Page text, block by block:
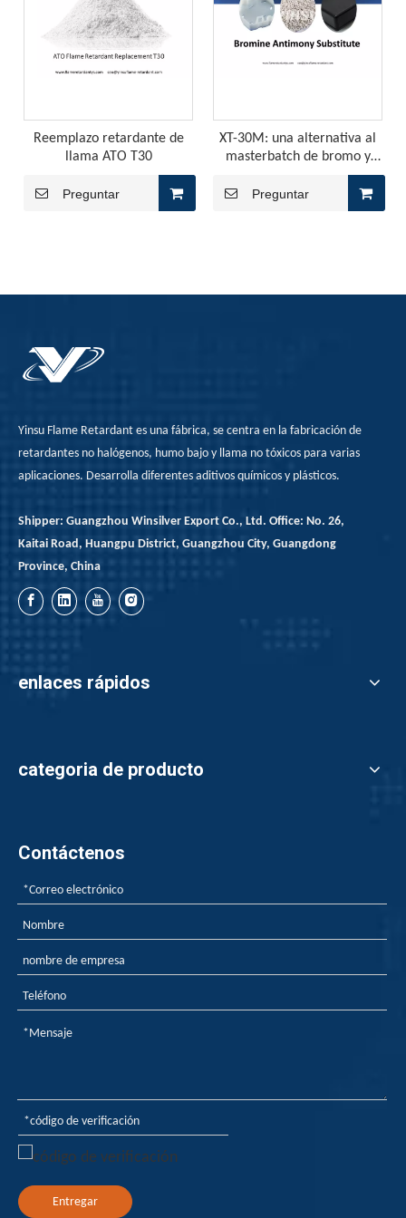
Las características que debemos considerar antes de
¿Cómo los retardantes de la llama hacen que los
Reemplazo retardante de
llama ATO T30
Preguntar
XT-30M: una alternativa al
masterbatch de bromo y
antimonio no halógeno
Preguntar
Yinsu Flame Retardant es una fábrica, se centra en la fabricación de
retardantes no halógenos, humo bajo y llama no tóxicos para varias
aplicaciones. Desarrolla diferentes aditivos químicos y plásticos.
Shipper: Guangzhou Winsilver Export Co., Ltd. Office: No. 26,
Kaitai Road, Huangpu District, Guangzhou City, Guangdong
Province, China
enlaces rápidos
categoria de producto
Contáctenos
Entregar